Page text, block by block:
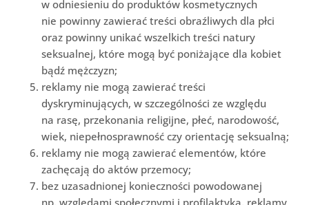
w odniesieniu do produktów kosmetycznych
nie powinny zawierać treści obraźliwych dla płci
oraz powinny unikać wszelkich treści natury
seksualnej, które mogą być poniżające dla kobiet
bądź mężczyzn;
reklamy nie mogą zawierać treści
dyskryminujących, w szczególności ze względu
na rasę, przekonania religijne, płeć, narodowość,
wiek, niepełnosprawność czy orientację seksualną;
reklamy nie mogą zawierać elementów, które
zachęcają do aktów przemocy;
bez uzasadnionej konieczności powodowanej
np. względami społecznymi i profilaktyką, reklamy